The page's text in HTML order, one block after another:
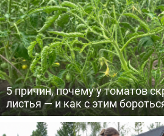
5 причин, почему у томатов
листья — и как с этим